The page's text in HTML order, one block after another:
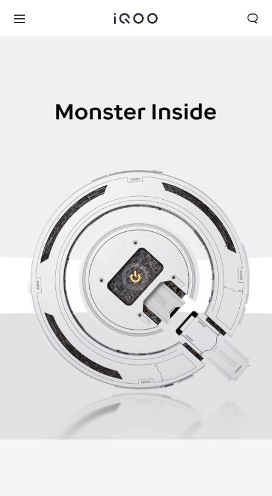
Indonesia | Pilih negara/wilayah